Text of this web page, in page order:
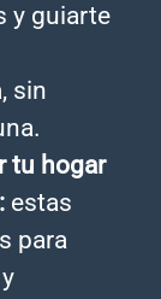
y guiarte
sin
tu hogar
estas
para